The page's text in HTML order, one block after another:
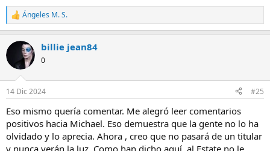
R
e
c
i
e
:
Ángeles M. S.
billie jean84
0
14 Dic 2024 #25
Eso mismo quería comentar. Me alegró leer comentarios
positivos hacia Michael. Eso demuestra que la gente no lo ha
olvidado y lo aprecia. Ahora , creo que no pasará de un titular
y nunca verán la luz. Como han dicho aquí, al Estate no le